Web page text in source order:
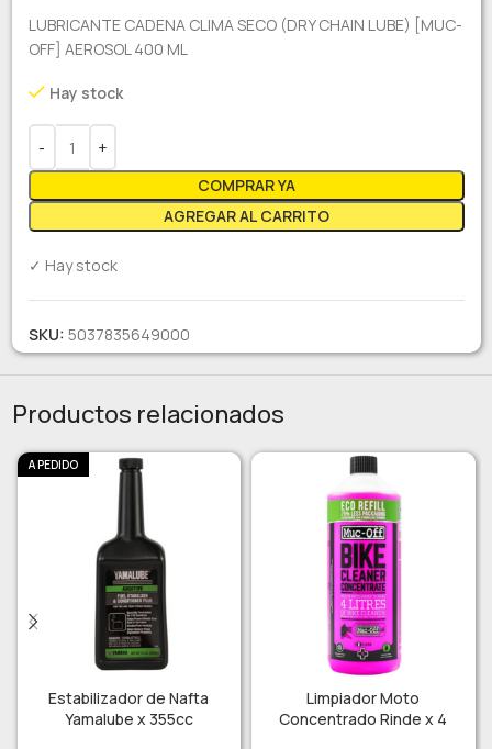
LUBRICANTE CADENA CLIMA SECO (DRY CHAIN LUBE) [MUC-
OFF] AEROSOL 400 ML
Hay stock
AGREGAR AL CARRITO
COMPRAR YA
✓ Hay stock
SKU: 5037835649000
Productos relacionados
A PEDIDO
Estabilizador de Nafta
Yamalube x 355cc
Limpiador Moto
Concentrado Rinde x 4